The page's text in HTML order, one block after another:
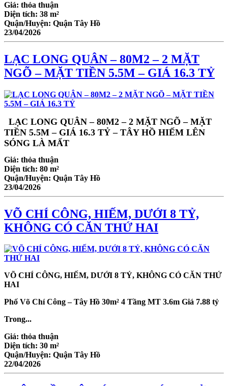
Giá: thỏa thuận
Diện tích: 38 m²
Quận/Huyện: Quận Tây Hồ
23/04/2026
LẠC LONG QUÂN – 80M2 – 2 MẶT
NGÕ – MẶT TIỀN 5.5M – GIÁ 16.3 TỶ
LẠC LONG QUÂN – 80M2 – 2 MẶT NGÕ – MẶT
TIỀN 5.5M – GIÁ 16.3 TỶ – TÂY HỒ HIẾM LÊN
SÓNG LÀ MẤT
Giá: thỏa thuận
Diện tích: 80 m²
Quận/Huyện: Quận Tây Hồ
23/04/2026
VÕ CHÍ CÔNG, HIẾM, DƯỚI 8 TỶ,
KHÔNG CÓ CĂN THỨ HAI
VÕ CHÍ CÔNG, HIẾM, DƯỚI 8 TỶ, KHÔNG CÓ CĂN THỨ
HAI
Phố Võ Chí Công – Tây Hồ 30m² 4 Tầng MT 3.6m Giá 7.88 tỷ
Trong...
Giá: thỏa thuận
Diện tích: 30 m²
Quận/Huyện: Quận Tây Hồ
22/04/2026